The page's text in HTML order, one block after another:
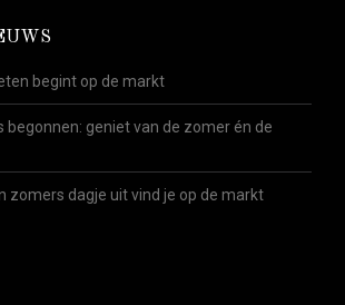
begint op de markt
begonnen: geniet van de zomer én de
zomers dagje uit vind je op de markt